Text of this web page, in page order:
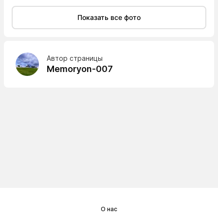
Показать все фото
Автор страницы
Memoryon-007
О нас